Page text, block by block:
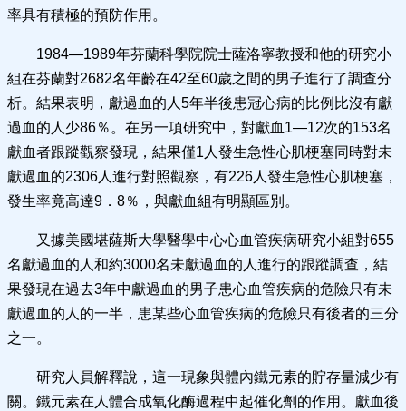
率具有積極的預防作用。
1984—1989年芬蘭科學院院士薩洛寧教授和他的研究小
組在芬蘭對2682名年齡在42至60歲之間的男子進行了調查分
析。結果表明，獻過血的人5年半後患冠心病的比例比沒有獻
過血的人少86％。在另一項研究中，對獻血1—12次的153名
獻血者跟蹤觀察發現，結果僅1人發生急性心肌梗塞同時對未
獻過血的2306人進行對照觀察，有226人發生急性心肌梗塞，
發生率竟高達9．8％，與獻血組有明顯區別。
又據美國堪薩斯大學醫學中心心血管疾病研究小組對655
名獻過血的人和約3000名未獻過血的人進行的跟蹤調查，結
果發現在過去3年中獻過血的男子患心血管疾病的危險只有未
獻過血的人的一半，患某些心血管疾病的危險只有後者的三分
之一。
研究人員解釋說，這一現象與體內鐵元素的貯存量減少有
關。鐵元素在人體合成氧化酶過程中起催化劑的作用。獻血後